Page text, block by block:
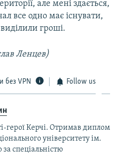
але мені здається,
все одно має існувати,
гроші.
Ленцев)
без VPN Follow us
герої Керчі. Отримав диплом
університету ім.
за спеціальністю